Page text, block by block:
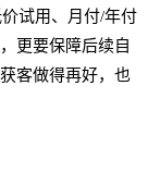
试用、月付/年付
更要保障后续自
客做得再好，也